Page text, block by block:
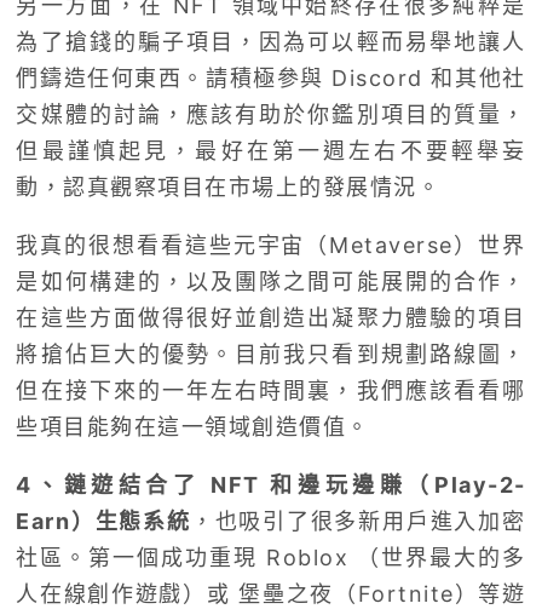
另一方面，在 NFT 領域中始終存在很多純粹是
為了搶錢的騙子項目，因為可以輕而易舉地讓人
們鑄造任何東西。請積極參與 Discord 和其他社
交媒體的討論，應該有助於你鑑別項目的質量，
但最謹慎起見，最好在第一週左右不要輕舉妄
動，認真觀察項目在市場上的發展情況。
我真的很想看看這些元宇宙（Metaverse）世界
是如何構建的，以及團隊之間可能展開的合作，
在這些方面做得很好並創造出凝聚力體驗的項目
將搶佔巨大的優勢。目前我只看到規劃路線圖，
但在接下來的一年左右時間裏，我們應該看看哪
些項目能夠在這一領域創造價值。
4、鏈遊結合了 NFT 和邊玩邊賺（Play-2-
Earn）生態系統 ，也吸引了很多新用戶進入加密
社區。第一個成功重現 Roblox （世界最大的多
人在線創作遊戲）或 堡壘之夜（Fortnite）等遊